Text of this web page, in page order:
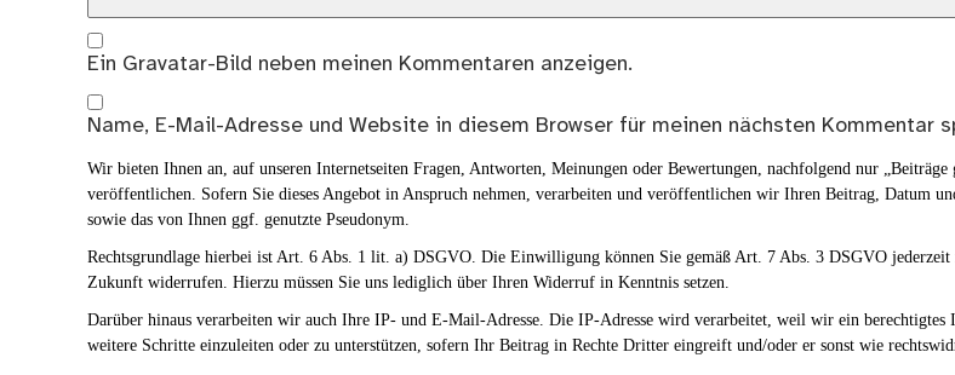
Ein Gravatar-Bild neben meinen Kommentaren anzeigen.
Name, E-Mail-Adresse und Website in diesem Browser für meinen nächsten Kommentar
Wir bieten Ihnen an, auf unseren Internetseiten Fragen, Antworten, Meinungen oder Bewertungen, nachfolgend nur „Beiträge
veröffentlichen. Sofern Sie dieses Angebot in Anspruch nehmen, verarbeiten und veröffentlichen wir Ihren Beitrag, Datum
sowie das von Ihnen ggf. genutzte Pseudonym.
Rechtsgrundlage hierbei ist Art. 6 Abs. 1 lit. a) DSGVO. Die Einwilligung können Sie gemäß Art. 7 Abs. 3 DSGVO
Zukunft widerrufen. Hierzu müssen Sie uns lediglich über Ihren Widerruf in Kenntnis setzen.
Darüber hinaus verarbeiten wir auch Ihre IP- und E-Mail-Adresse. Die IP-Adresse wird verarbeitet, weil wir ein berechtigtes
weitere Schritte einzuleiten oder zu unterstützen, sofern Ihr Beitrag in Rechte Dritter eingreift und/oder er sonst wie